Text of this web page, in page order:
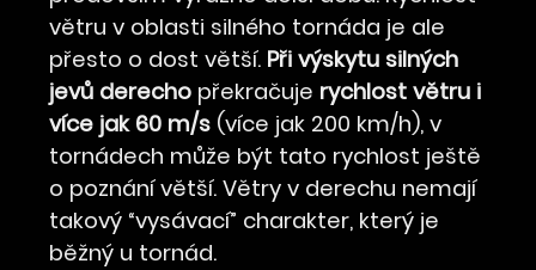
větru v oblasti silného tornáda je ale
přesto o dost větší. Při výskytu silných
jevů derecho překračuje rychlost větru i
více jak 60 m/s (více jak 200 km/h), v
tornádech může být tato rychlost ještě
o poznání větší. Větry v derechu nemají
takový “vysávací” charakter, který je
běžný u tornád.